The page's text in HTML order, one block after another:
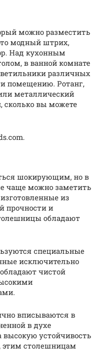
можно разместить
модный штрих,
Над кухонным
в ванной комнате
различных
помещению. Ротанг,
металлический
сколько вы можете
шокирующим, но в
чаще можно заметить
из
прочности и
обладают
специальные
исключительно
чистой
вписываются в
в духе
устойчивость
этим столешницам